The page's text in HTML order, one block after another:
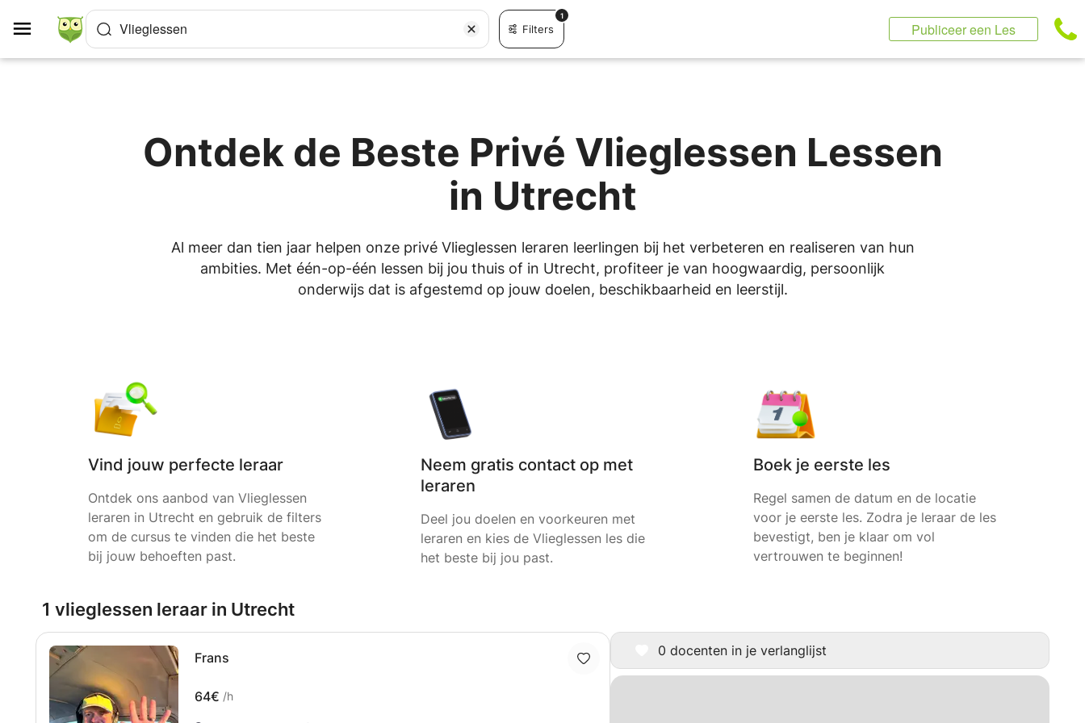
Vlieglessen Filters
1
Publiceer een Les
Ontdek de Beste Privé Vlieglessen Lessen
in Utrecht
Al meer dan tien jaar helpen onze privé Vlieglessen leraren leerlingen bij het verbeteren en realiseren van hun
ambities. Met één-op-één lessen bij jou thuis of in Utrecht, profiteer je van hoogwaardig, persoonlijk
onderwijs dat is afgestemd op jouw doelen, beschikbaarheid en leerstijl.
Vind jouw perfecte leraar
Ontdek ons aanbod van Vlieglessen
leraren in Utrecht en gebruik de filters
om de cursus te vinden die het beste
bij jouw behoeften past.
Neem gratis contact op met
leraren
Deel jou doelen en voorkeuren met
leraren en kies de Vlieglessen les die
het beste bij jou past.
Boek je eerste les
Regel samen de datum en de locatie
voor je eerste les. Zodra je leraar de les
bevestigt, ben je klaar om vol
vertrouwen te beginnen!
0 docenten in je verlanglijst
1 vlieglessen leraar in Utrecht
Frans
64€ /h